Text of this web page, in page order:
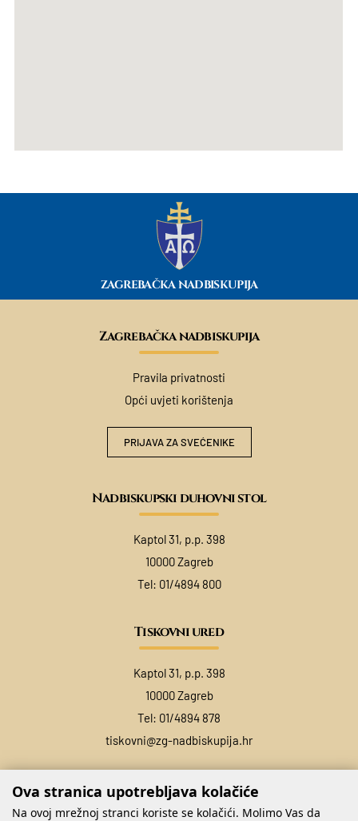
ZAGREBAČKA NADBISKUPIJA
Zagrebačka nadbiskupija
Pravila privatnosti
Opći uvjeti korištenja
PRIJAVA ZA SVEĆENIKE
Nadbiskupski duhovni stol
Kaptol 31, p.p. 398
10000 Zagreb
Tel: 01/4894 800
Tiskovni ured
Kaptol 31, p.p. 398
10000 Zagreb
Tel: 01/4894 878
tiskovni@zg-nadbiskupija.hr
Ova stranica upotrebljava kolačiće
Na ovoj mrežnoj stranci koriste se kolačići. Molimo Vas da